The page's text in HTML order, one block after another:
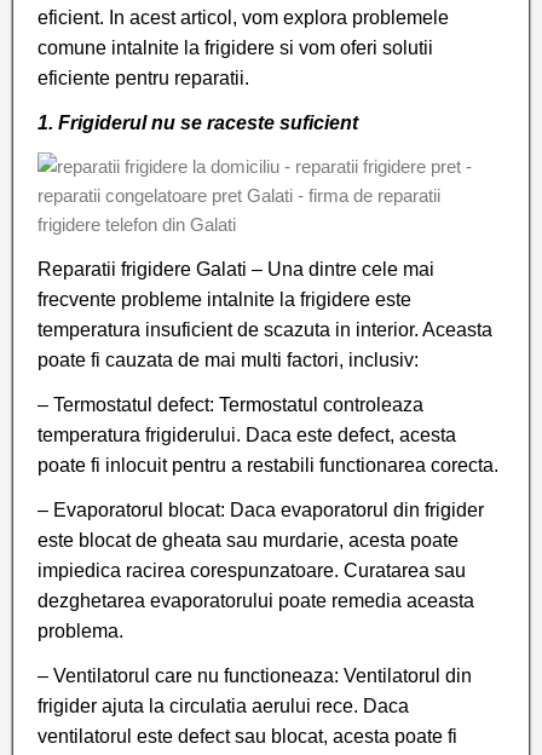
eficient. In acest articol, vom explora problemele
comune intalnite la frigidere si vom oferi solutii
eficiente pentru reparatii.
1. Frigiderul nu se raceste suficient
Reparatii frigidere Galati – Una dintre cele mai
frecvente probleme intalnite la frigidere este
temperatura insuficient de scazuta in interior. Aceasta
poate fi cauzata de mai multi factori, inclusiv:
– Termostatul defect: Termostatul controleaza
temperatura frigiderului. Daca este defect, acesta
poate fi inlocuit pentru a restabili functionarea corecta.
– Evaporatorul blocat: Daca evaporatorul din frigider
este blocat de gheata sau murdarie, acesta poate
impiedica racirea corespunzatoare. Curatarea sau
dezghetarea evaporatorului poate remedia aceasta
problema.
– Ventilatorul care nu functioneaza: Ventilatorul din
frigider ajuta la circulatia aerului rece. Daca
ventilatorul este defect sau blocat, acesta poate fi